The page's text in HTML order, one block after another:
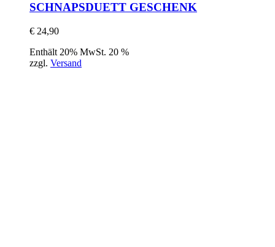
SCHNAPSDUETT GESCHENK
€ 24,90
Enthält 20% MwSt. 20 %
zzgl. Versand